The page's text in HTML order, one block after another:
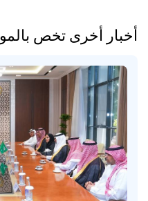
أخبار أخرى تخص